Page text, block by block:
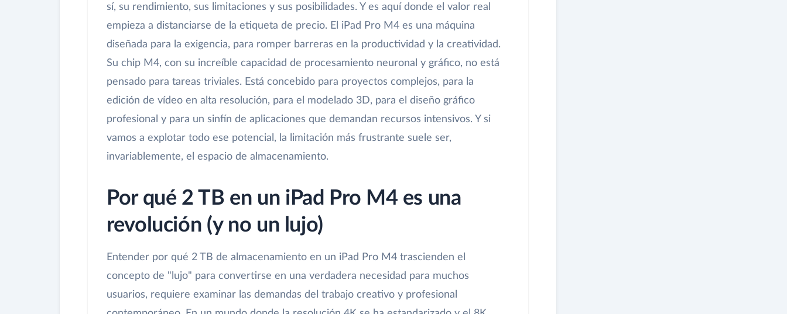
sí, su rendimiento, sus limitaciones y sus posibilidades. Y es aquí donde el valor real
empieza a distanciarse de la etiqueta de precio. El iPad Pro M4 es una máquina
diseñada para la exigencia, para romper barreras en la productividad y la creatividad.
Su chip M4, con su increíble capacidad de procesamiento neuronal y gráfico, no está
pensado para tareas triviales. Está concebido para proyectos complejos, para la
edición de vídeo en alta resolución, para el modelado 3D, para el diseño gráfico
profesional y para un sinfín de aplicaciones que demandan recursos intensivos. Y si
vamos a explotar todo ese potencial, la limitación más frustrante suele ser,
invariablemente, el espacio de almacenamiento.
Por qué 2 TB en un iPad Pro M4 es una
revolución (y no un lujo)
Entender por qué 2 TB de almacenamiento en un iPad Pro M4 trascienden el
concepto de "lujo" para convertirse en una verdadera necesidad para muchos
usuarios, requiere examinar las demandas del trabajo creativo y profesional